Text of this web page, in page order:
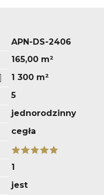
APN-DS-2406
165,00 m²
1 300 m²
5
jednorodzinny
cegła
1
jest